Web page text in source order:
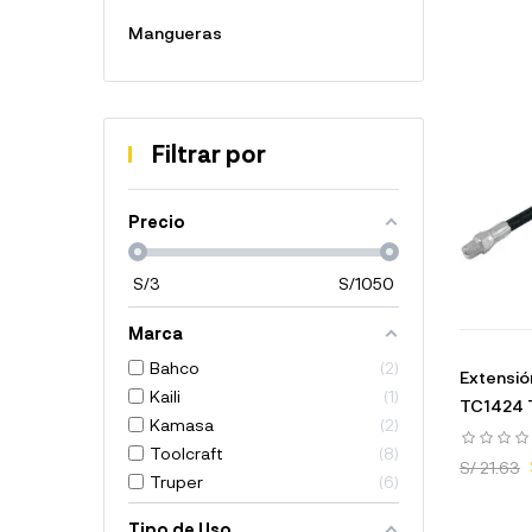
Mangueras
Filtrar por
Precio
S/3 S/1050
Marca
Bahco
2
Kaili
1
Kamasa
2
Toolcraft
8
Truper
6
TC1424
S/ 21.63